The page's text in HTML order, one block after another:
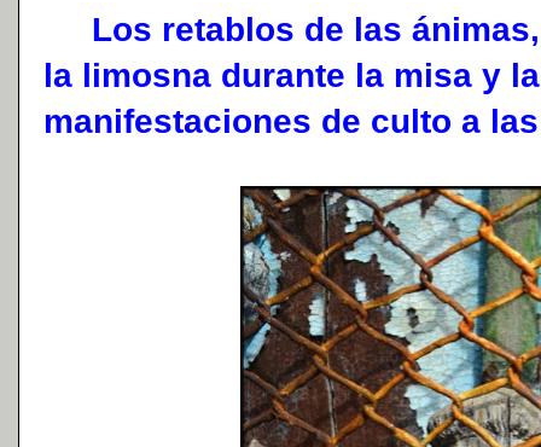
Los retablos de las
la limosna durante la misa y
manifestaciones de culto a